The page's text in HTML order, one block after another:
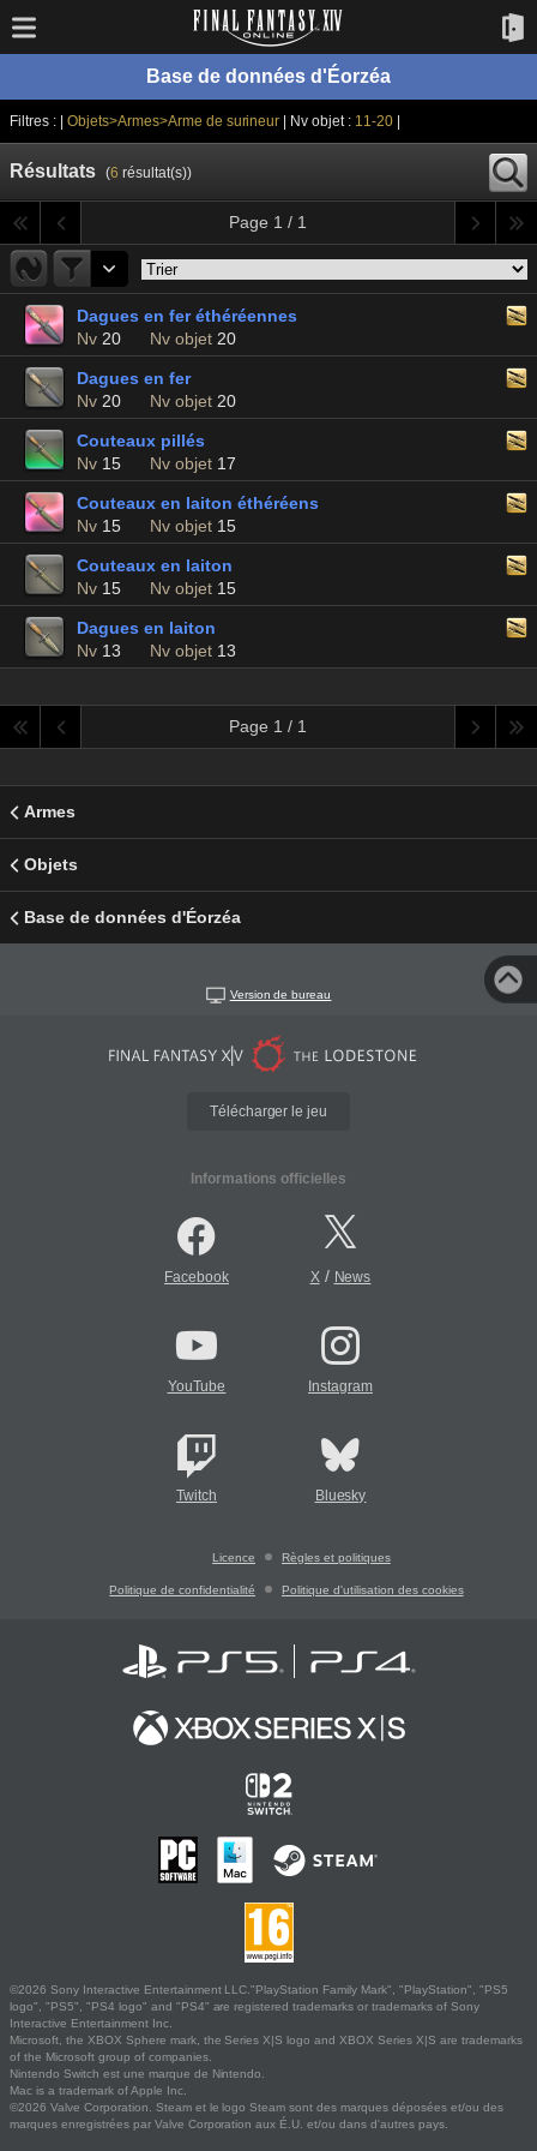
Base de données d'Éorzéa
Filtres : | Objets>Armes>Arme de surineur | Nv objet : 11-20
Résultats (6 résultat(s))
Page 1 / 1
Dagues en fer éthéréennes
Nv 20 Nv objet 20
Dagues en fer
Nv 20 Nv objet 20
Couteaux pillés
Nv 15 Nv objet 17
Couteaux en laiton éthéréens
Nv 15 Nv objet 15
Couteaux en laiton
Nv 15 Nv objet 15
Dagues en laiton
Nv 13 Nv objet 13
Page 1 / 1
Armes
Objets
Base de données d'Éorzéa
Version de bureau
Télécharger le jeu
Informations officielles
Facebook X/ News
YouTube Instagram
Twitch Bluesky
Licence Règles et politiques
Politique de confidentialité Politique d'utilisation des cookies
©2026 Sony Interactive Entertainment LLC."PlayStation Family Mark", "PlayStation", "PS5
logo", "PS5", "PS4 logo" and "PS4" are registered trademarks or trademarks of Sony
Interactive Entertainment Inc.
Microsoft, the XBOX Sphere mark, the Series X|S logo and XBOX Series X|S are trademarks
of the Microsoft group of companies.
Nintendo Switch est une marque de Nintendo.
Mac is a trademark of Apple Inc.
©2026 Valve Corporation. Steam et le logo Steam sont des marques déposées et/ou des
marques enregistrées par Valve Corporation aux É.U. et/ou dans d'autres pays.